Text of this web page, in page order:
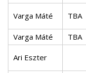
Varga Máté TBA
Varga Máté
TBA
Ari Eszter